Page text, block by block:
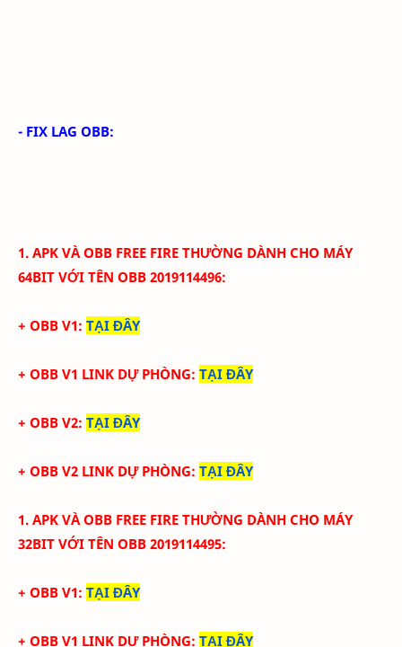
- FIX LAG OBB:
1. APK VÀOBB FREE FIRE THƯỜNG DÀNH CHO MÁY
64BIT VỚI TÊN OBB 2019114496:
+ OBB V1: TẠI ĐÂY
+ OBB V1 LINK DỰ PHÒNG: TẠI ĐÂY
+ OBB V2: TẠI ĐÂY
+ OBB V2 LINK DỰ PHÒNG: TẠI ĐÂY
1. APK VÀOBB FREE FIRE THƯỜNG DÀNH CHO MÁY
32BIT VỚI TÊN OBB 2019114495:
+ OBB V1: TẠI ĐÂY
+ OBB V1 LINK DỰ PHÒNG: TẠI ĐÂY